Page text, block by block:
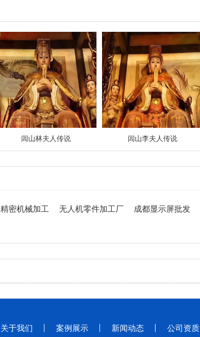
闾山林夫人传说 闾山李夫人传说
精密机械加工 无人机零件加工厂 成都显示屏批发
关于我们 案例展示 新闻动态 公司资质